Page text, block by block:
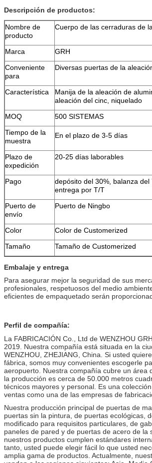
Descripción de productos:
Nombre de
producto
Cuerpo de las cerraduras de
Marca
GRH
Conveniente
para
Diversas puertas de la
Característica
Manija de la aleación de
aleación del cinc, niquelado
MOQ
500 SISTEMAS
Tiempo de la
muestra
En el plazo de 3-5 días
Plazo de
expedición
20-25 días laborables
Pago
depósito del 30%, balanza del
entrega por T/T
Puerto de
envío
Puerto de Ningbo
Color
Color de Customerized
Tamaño
Tamaño de Customerized
Embalaje y entrega
Para asegurar mejor la seguridad de sus
profesionales, respetuosos del medio
eficientes de empaquetado serán
Perfil de compañía:
La FABRICACIÓN Co., Ltd de WENZHOU
2019. Nuestra compañía está situada en la
WENZHOU, ZHEJIANG, China. Si usted
fábrica, somos muy convenientes escogerle
aeropuerto. Nuestra compañía cubre un área
la producción es cerca de 50.000 metros
técnicos mayores y personal. Es una
ventas como una de las empresas de
Nuestra producción principal de puertas de
puertas sin la pintura, de puertas ecológicas,
modificado para requisitos particulares, de
paneles de pared y de puertas de acero de la
nuestros productos cumplen estándares
tanto, usted puede elegir fácil lo que usted
amplia gama de productos. Actualmente,